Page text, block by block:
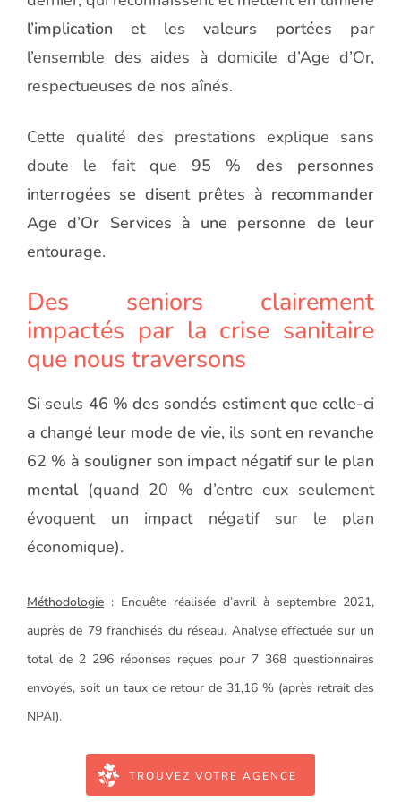
l’implication et les valeurs portées par
l’ensemble des aides à domicile d’Age d’Or,
respectueuses de nos aînés.
Cette qualité des prestations explique sans
doute le fait que 95 % des personnes
interrogées se disent prêtes à recommander
Age d’Or Services à une personne de leur
entourage.
Des seniors clairement
impactés par la crise sanitaire
que nous traversons
Si seuls 46 % des sondés estiment que celle-ci
a changé leur mode de vie, ils sont en revanche
62 % à souligner son impact négatif sur le plan
mental(quand 20 % d’entre eux seulement
évoquent un impact négatif sur le plan
économique).
Méthodologie : Enquête réalisée d’avril à septembre 2021,
auprès de 79 franchisés du réseau. Analyse effectuée sur un
total de 2 296 réponses reçues pour 7 368 questionnaires
envoyés, soit un taux de retour de 31,16 % (après retrait des
NPAI).
TROUVEZ VOTRE AGENCE